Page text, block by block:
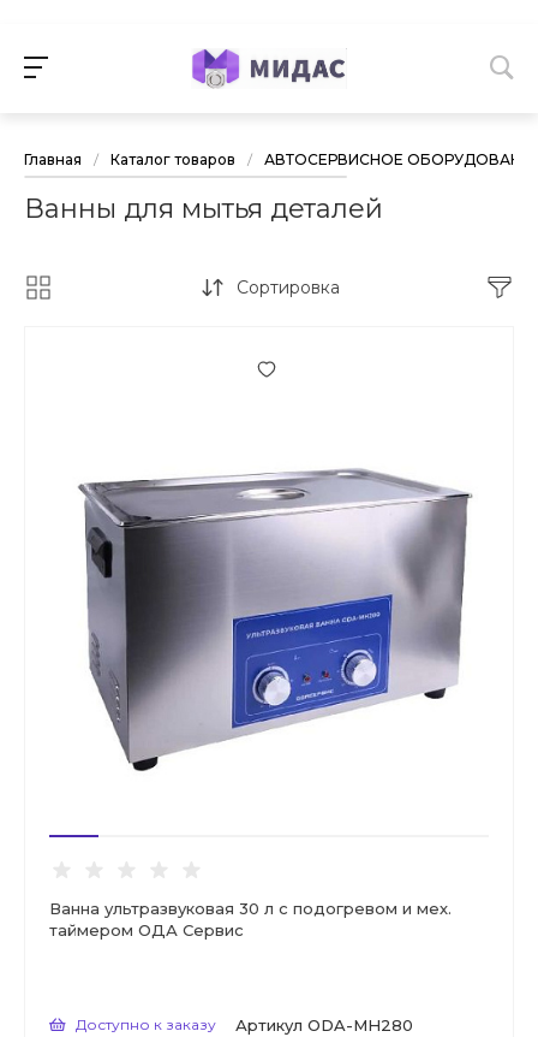
Главная / Каталог товаров / АВТОСЕРВИСНОЕ
Ванны для мытья деталей
Сортировка
Ванна ультразвуковая 30 л с подогревом и мех.
таймером ОДА Сервис
Доступно к заказу Артикул ODA-MH280